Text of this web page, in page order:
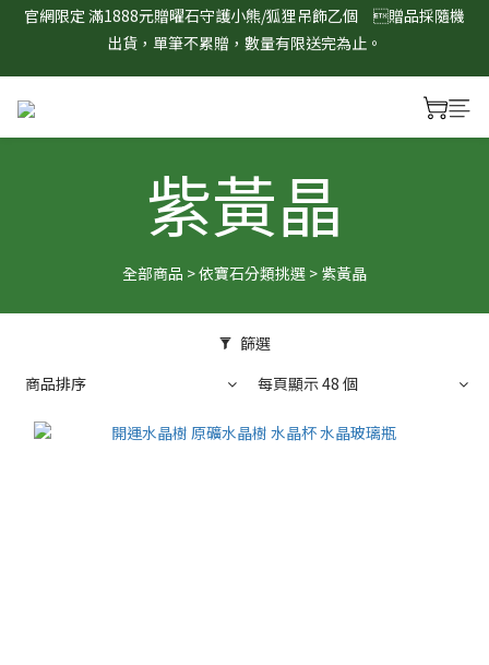
8/1-8/31 淨心護運 全館8折起 記得將商品加入購物車查看最終折
扣金額！
出貨，單筆不累贈，數量有限送完為止。
紫黃晶
全部商品 >依寶石分類挑選 > 紫黃晶
篩選
商品排序
每頁顯示 48 個